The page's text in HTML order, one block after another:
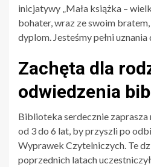
inicjatywy „Mała książka –
bohater, wraz ze swoim bratem,
dyplom. Jesteśmy pełni
Zachęta dla
odwiedzenia
Biblioteka serdecznie
od 3 do 6 lat, by przyszli po
Wyprawek Czytelniczych. Te
poprzednich latach